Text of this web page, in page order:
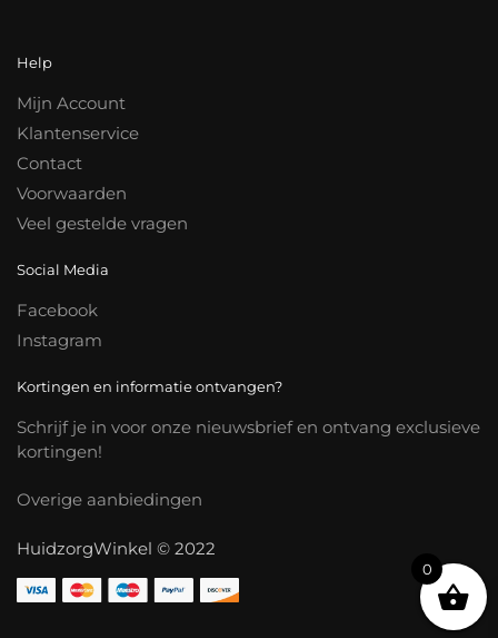
Help
Mijn Account
Klantenservice
Contact
Voorwaarden
Veel gestelde vragen
Social Media
Facebook
Instagram
Kortingen en informatie ontvangen?
Schrijf je in voor onze nieuwsbrief en ontvang exclusieve
kortingen!
Overige aanbiedingen
HuidzorgWinkel © 2022
0